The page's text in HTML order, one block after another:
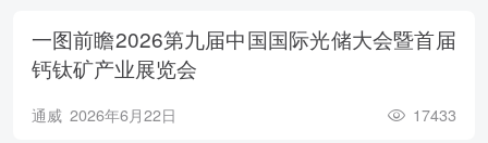
一图前瞻2026第九届中国国际光储大会暨首届
钙钛矿产业展览会
通威 2026年6月22日 17433